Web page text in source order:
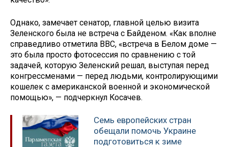
Однако, замечает сенатор, главной целью визита
Зеленского была не встреча с Байденом. «Как вполне
справедливо отметила ВВС, «встреча в Белом доме —
это была просто фотосессия по сравнению с той
задачей, которую Зеленский решал, выступая перед
конгрессменами — перед людьми, контролирующими
кошелек с американской военной и экономической
помощью», — подчеркнул Косачев.
Семь европейских стран
обещали помочь Украине
подготовиться к зиме